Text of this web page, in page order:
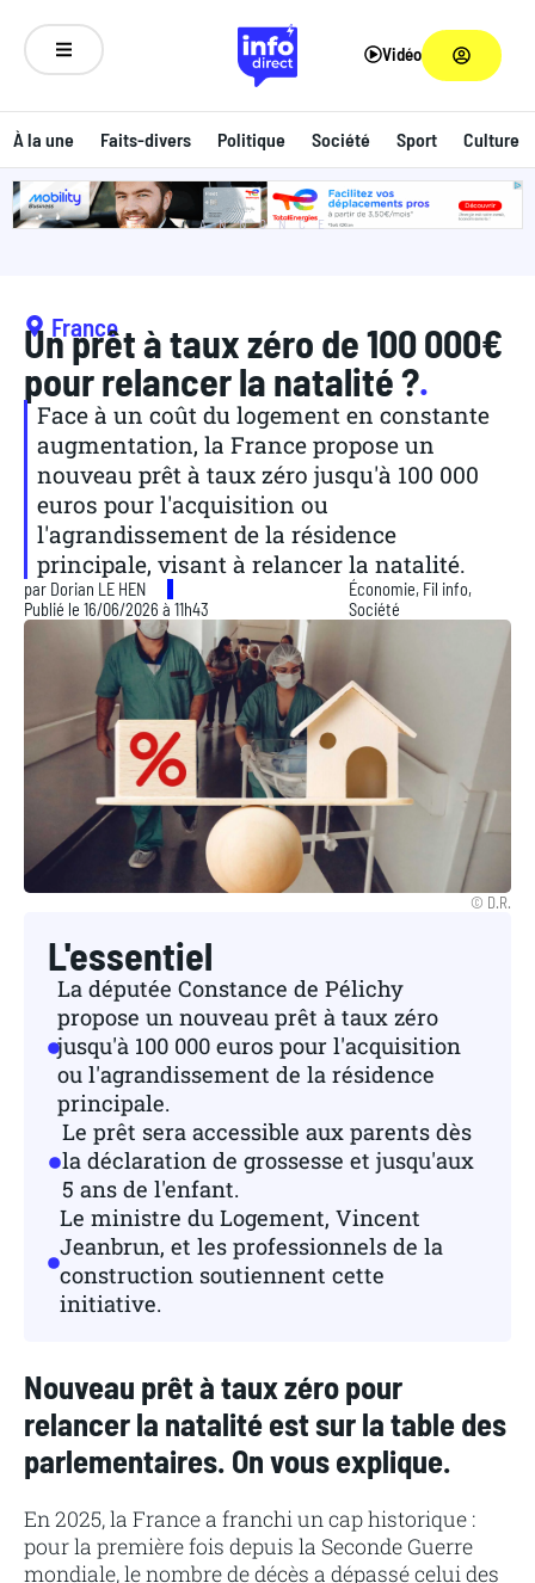
Vidéo
À la une Faits-divers Politique Société Sport Culture
ANNONCE
France
Un prêt à taux zéro de 100 000€
pour relancer la natalité ?.
Face à un coût du logement en constante
augmentation, la France propose un
nouveau prêt à taux zéro jusqu'à 100 000
euros pour l'acquisition ou
l'agrandissement de la résidence
principale, visant à relancer la natalité.
par Dorian LE HEN
Publié le 16/06/2026 à 11h43
Économie, Fil info,
Société
© D.R.
L'essentiel
La députée Constance de Pélichy
propose un nouveau prêt à taux zéro
jusqu'à 100 000 euros pour l'acquisition
ou l'agrandissement de la résidence
principale.
Le prêt sera accessible aux parents dès
la déclaration de grossesse et jusqu'aux
5 ans de l'enfant.
Le ministre du Logement, Vincent
Jeanbrun, et les professionnels de la
construction soutiennent cette
initiative.
Nouveau prêt à taux zéro pour
relancer la natalité est sur la table des
parlementaires. On vous explique.
En 2025, la France a franchi un cap historique :
pour la première fois depuis la Seconde Guerre
mondiale, le nombre de décès a dépassé celui des